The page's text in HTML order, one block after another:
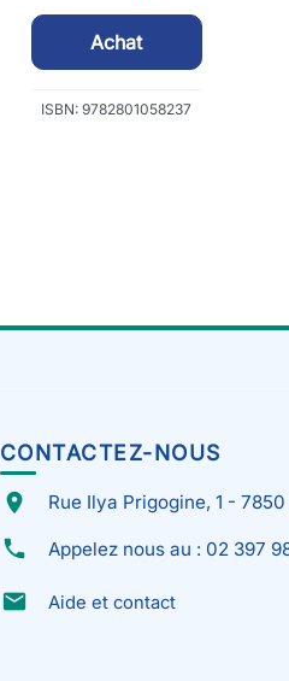
Achat
ISBN: 9782801058237
CONTACTEZ-NOUS
place Rue Ilya Prigogine, 1 -
phone Appelez nous au : 02 397
email Aide et contact